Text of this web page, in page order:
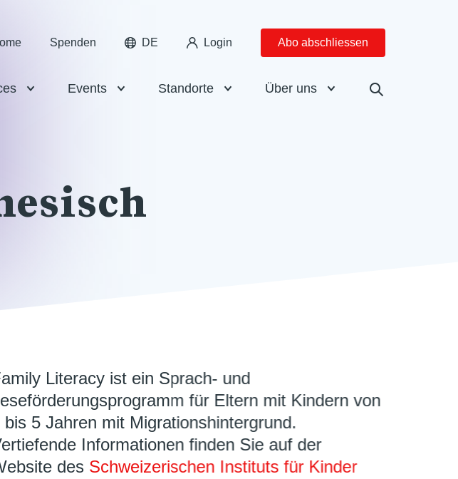
Spenden DE Login Abo abschliessen
Events Standorte Über uns
Literacy ist ein Sprach- und
für Eltern mit Kindern von
bis 5 Jahren mit Migrationshintergrund.
Informationen finden Sie auf der
des Schweizerischen Instituts für Kinder